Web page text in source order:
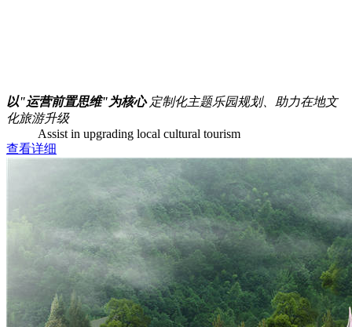
以"运营前置思维"为核心 定制化主题乐园规划、助力在地文
化旅游升级
Assist in upgrading local cultural tourism
查看详细